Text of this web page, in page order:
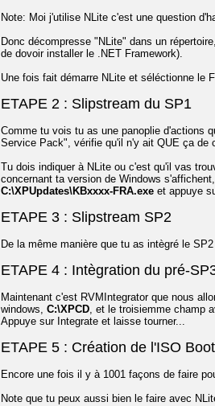
Note: Moi j'utilise NLite c'est une question
Donc décompresse "NLite" dans un
de dovoir installer le .NET Framework).
Une fois fait démarre NLite et séléctionne le
ETAPE 2 : Slipstream du SP1
Comme tu vois tu as une panoplie d'actions
Service Pack", vérifie qu'il n'y ait QUE ça de
Tu dois indiquer à NLite ou c'est qu'il vas
concernant ta version de Windows
C:\XPUpdates\KBxxxx-FRA.exe et appuye
ETAPE 3 : Slipstream SP2
De la même manière que tu as intègré le
ETAPE 4 : Intègration du pré-
Maintenant c'est RVMIntegrator que nous
windows,C:\XPCD, et le troisiemme champ
Appuye sur Integrate et laisse tourner...
ETAPE 5 : Création de l'ISO
Encore une fois il y à 1001 façons de faire
Note que tu peux aussi bien le faire avec